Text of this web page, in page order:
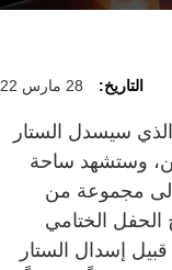
التاريخ: 28 مارس 2022
الذي سيسدل الستار
وستشهد ساحة
إلى مجموعة من
الحفل الختامي
قبيل إسدال الستار